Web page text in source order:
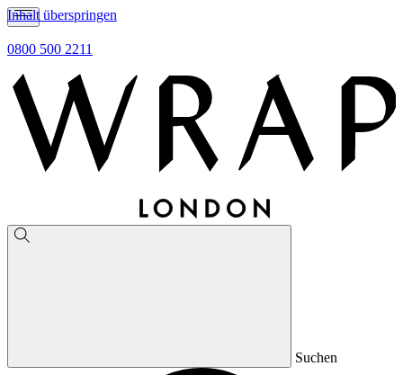
Inhalt überspringen
0800 500 2211
Suchen